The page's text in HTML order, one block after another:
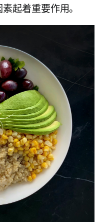
起着重要作用。